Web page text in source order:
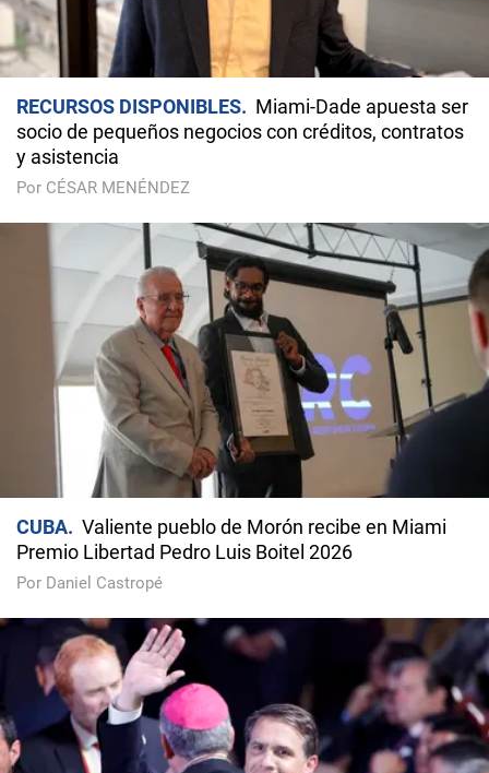
RECURSOS DISPONIBLES
Miami-Dade apuesta ser
socio de pequeños negocios con créditos, contratos
y asistencia
Por CÉSAR MENÉNDEZ
CUBA
Valiente pueblo de Morón recibe en Miami
Premio Libertad Pedro Luis Boitel 2026
Por Daniel Castropé